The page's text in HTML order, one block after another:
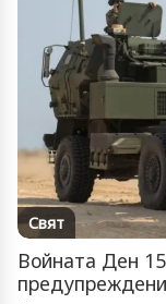
Свят
Войната Ден